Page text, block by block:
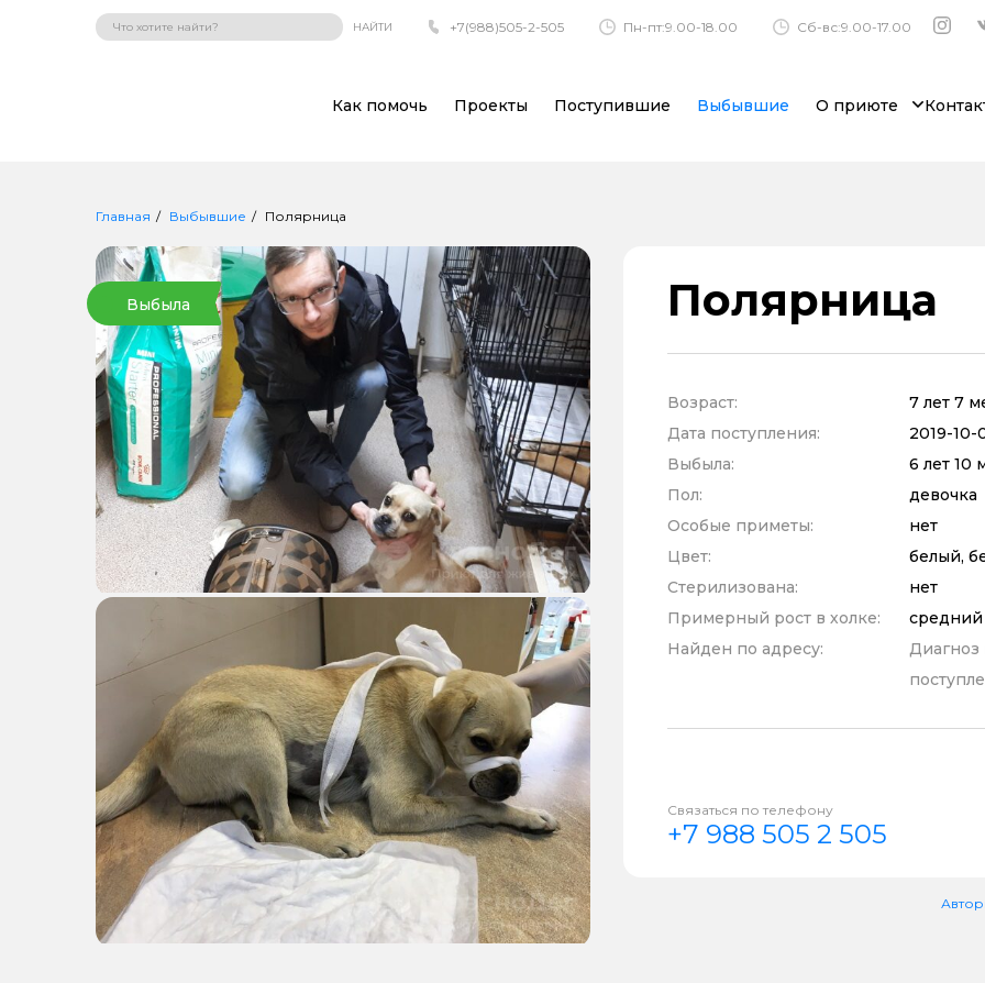
НАЙТИ +7(988)505-2-505 Пн-пт:9.00-18.00 Сб-вс:9.00-17.00
Как помочь Проекты Поступившие Выбывшие О приюте
Главная Выбывшие Полярница
Выбыла Полярница
Возраст:
7 лет 7
Дата поступления:
2019-10-
Выбыла:
6 лет 10
Пол:
девочка
Особые приметы:
нет
Цвет:
белый,
Стерилизована:
нет
Примерный рост в холке:
средний
Найден по адресу:
Диагноз
Связаться по телефону
+7 988 505 2 505